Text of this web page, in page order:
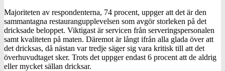
Majoriteten av respondenterna, 74 procent, uppger att det är den
sammantagna restaurangupplevelsen som avgör storleken på det
dricksade beloppet. Viktigast är servicen från serveringspersonalen
samt kvaliteten på maten. Däremot är långt ifrån alla glada över att
det dricksas, då nästan var tredje säger sig vara kritisk till att det
överhuvudtaget sker. Trots det uppger endast 6 procent att de aldrig
eller mycket sällan dricksar.